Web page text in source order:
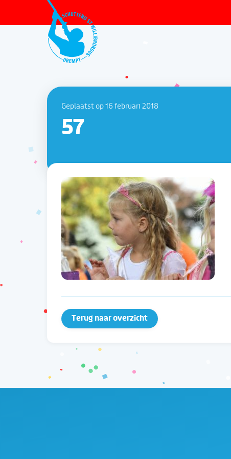
Geplaatst op 16 februari 2018
57
Terug naar overzicht